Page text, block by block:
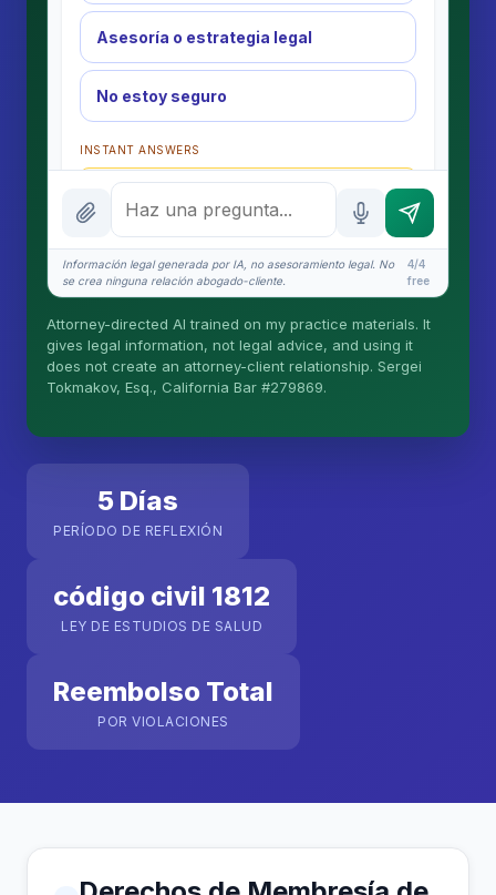
Asesoría o estrategia legal
No estoy seguro
INSTANT ANSWERS
What is the AI Legal Analyst?
How attorney review works
What does it cost?
More (1)
asesoría legal, y no se forma ninguna relación
Información legal generada por IA, no asesoramiento legal. No
se crea ninguna relación abogado-cliente.
4/4
free
Attorney-directed AI trained on my practice materials. It
gives legal information, not legal advice, and using it
does not create an attorney-client relationship. Sergei
Tokmakov, Esq., California Bar #279869.
5 Días
PERÍODO DE REFLEXIÓN
código civil 1812
LEY DE ESTUDIOS DE SALUD
Reembolso Total
POR VIOLACIONES